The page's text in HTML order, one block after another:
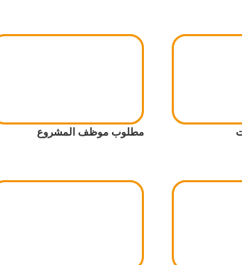
مطلوب موظف المشروع